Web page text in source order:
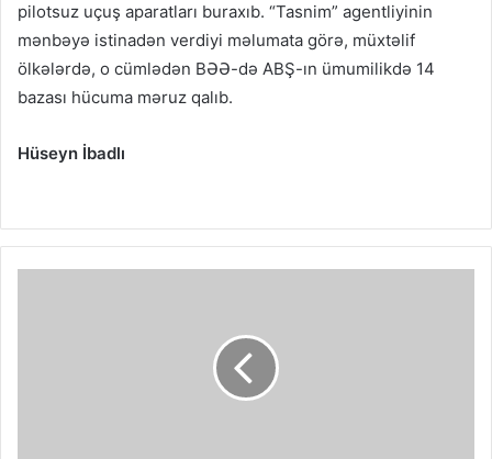
pilotsuz uçuş aparatları buraxıb. “Tasnim” agentliyinin
mənbəyə istinadən verdiyi məlumata görə, müxtəlif
ölkələrdə, o cümlədən BƏƏ-də ABŞ-ın ümumilikdə 14
bazası hücuma məruz qalıb.
Hüseyn İbadlı